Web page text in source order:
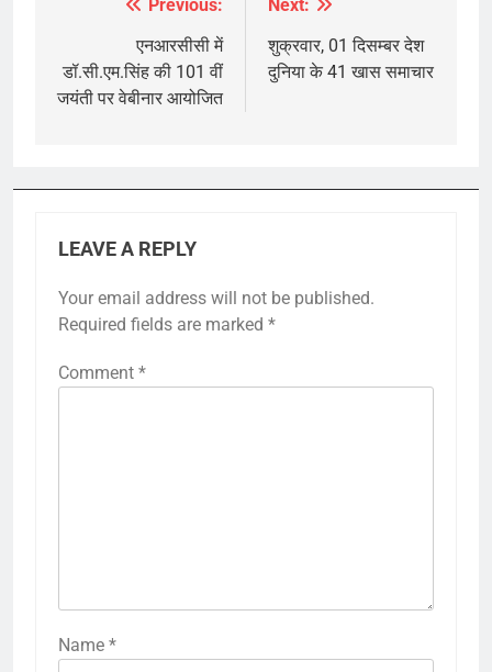
navigation
Previous:
एनआरसीसी में
डॉ.सी.एम.सिंह की 101 वीं
जयंती पर वेबीनार आयोजित
Next:
शुक्रवार, 01 दिसम्बर देश
दुनिया के 41 खास समाचार
LEAVE A REPLY
Your email address will not be published.
Required fields are marked *
Comment *
Name *